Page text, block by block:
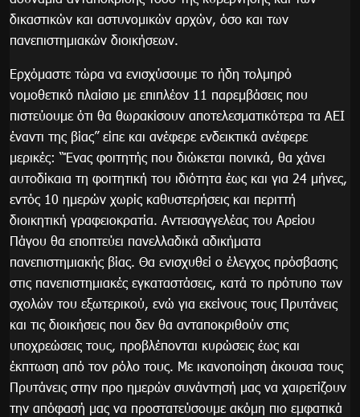
δικαστικών και αστυνομικών αρχών, όσο και των
πανεπιστημιακών διοικήσεων.
Ερχόμαστε τώρα να ενισχύσουμε το ήδη τολμηρό
νομοθετικό πλαίσιο με επιπλέον 11 παρεμβάσεις που
πιστεύουμε ότι θα θωρακίσουν αποτελεσματικότερα τα ΑΕΙ
έναντι της βίας” είπε και ανέφερε ενδεικτικά ανέφερε
μερικές: “Ένας φοιτητής που διώκεται ποινικά, θα χάνει
αυτοδίκαια τη φοιτητική του ιδιότητα έως και για 24 μήνες,
εντός 10 ημερών χωρίς καθυστερήσεις και περιττή
διοικητική γραφειοκρατία. Αντεισαγγελέας του Αρείου
Πάγου θα εποπτεύει πανελλαδικά αδικήματα
πανεπιστημιακής βίας. Θα ενισχυθεί ο έλεγχος πρόσβασης
στις πανεπιστημιακές εγκαταστάσεις, κατά το πρότυπο των
σχολών του εξωτερικού, ενώ για εκείνους τους Πρυτάνεις
και τις διοικήσεις που δεν θα ανταποκριθούν στις
υποχρεώσεις τους, προβλέπονται κυρώσεις έως και
έκπτωση από τον ρόλο τους. Με ικανοποίηση άκουσα τους
Πρυτάνεις στην προ ημερών συνάντησή μας να χαιρετίζουν
την απόφασή μας να προστατεύσουμε ακόμη πιο εμφατικά